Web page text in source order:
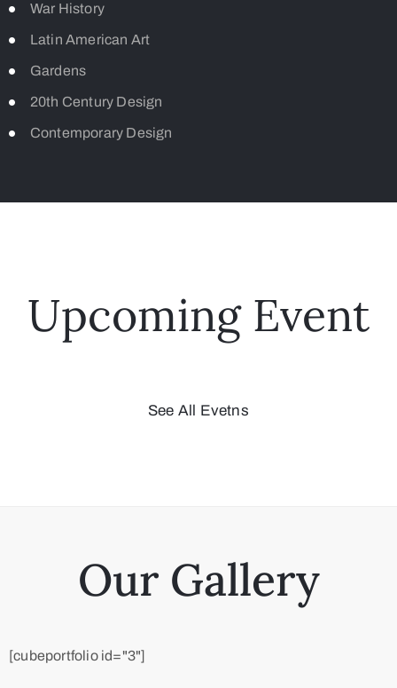
War History
Latin American Art
Gardens
20th Century Design
Contemporary Design
Upcoming Event
See All Evetns
Our Gallery
[cubeportfolio id="3"]